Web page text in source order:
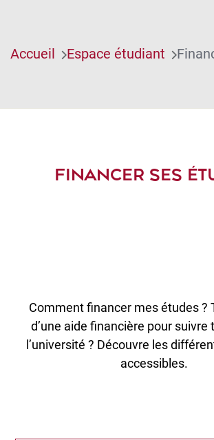
Accueil Espace étudiant
FINANCER SES
Comment financer mes études ?
d’une aide financière pour suivre
l’université ? Découvre les
accessibles.